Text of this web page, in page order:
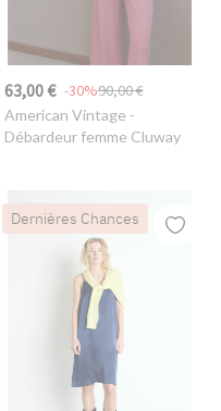
63,00 € 90,00 €
-30%
American Vintage -
Débardeur femme Cluway
Dernières Chances